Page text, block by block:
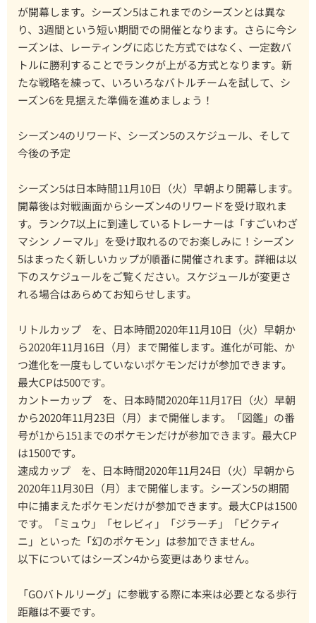
が開幕します。シーズン5はこれまでのシーズンとは異な
り、3週間という短い期間での開催となります。さらに今シ
ーズンは、レーティングに応じた方式ではなく、一定数バ
トルに勝利することでランクが上がる方式となります。新
たな戦略を練って、いろいろなバトルチームを試して、シ
ーズン6を見据えた準備を進めましょう！
シーズン4のリワード、シーズン5のスケジュール、そして
今後の予定
シーズン5は日本時間11月10日（火）早朝より開幕します。
開幕後は対戦画面からシーズン4のリワードを受け取れま
す。ランク7以上に到達しているトレーナーは「すごいわざ
マシン ノーマル」を受け取れるのでお楽しみに！シーズン
5はまったく新しいカップが順番に開催されます。詳細は以
下のスケジュールをご覧ください。スケジュールが変更さ
れる場合はあらめてお知らせします。
リトルカップ を、日本時間2020年11月10日（火）早朝か
ら2020年11月16日（月）まで開催します。進化が可能、か
つ進化を一度もしていないポケモンだけが参加できます。
最大CPは500です。
カントーカップ を、日本時間2020年11月17日（火）早朝
から2020年11月23日（月）まで開催します。「図鑑」の番
号が1から151までのポケモンだけが参加できます。最大CP
は1500です。
速成カップ を、日本時間2020年11月24日（火）早朝から
2020年11月30日（月）まで開催します。シーズン5の期間
中に捕まえたポケモンだけが参加できます。最大CPは1500
です。「ミュウ」「セレビィ」「ジラーチ」「ビクティ
ニ」といった「幻のポケモン」は参加できません。
以下についてはシーズン4から変更はありません。
「GOバトルリーグ」に参戦する際に本来は必要となる歩行
距離は不要です。